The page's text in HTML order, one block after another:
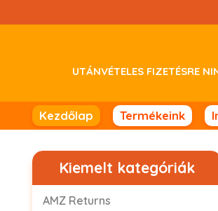
a
UTÁNVÉTELES FIZETÉSRE
Kezdőlap Termékeink
Kiemelt kategóriák
AMZ Returns